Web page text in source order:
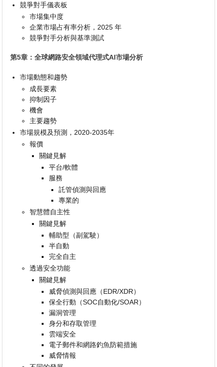
競爭對手儀表板
市場集中度
企業市場占有率分析，2025 年
競爭對手分析與基準測試
第5章：全球網路安全領域代理式AI市場分析
市場動態和趨勢
成長要素
抑制因子
機會
主要趨勢
市場規模及預測，2020-2035年
報價
關鍵見解
平台/軟體
服務
託管偵測與回應
專業的
智慧體自主性
關鍵見解
輔助型（副駕駛）
半自動
完全自主
透過安全功能
關鍵見解
威脅偵測與回應（EDR/XDR）
保全行動（SOC自動化/SOAR）
漏洞管理
身分和存取管理
雲端安全
電子郵件和網路釣魚防範措施
威脅情報